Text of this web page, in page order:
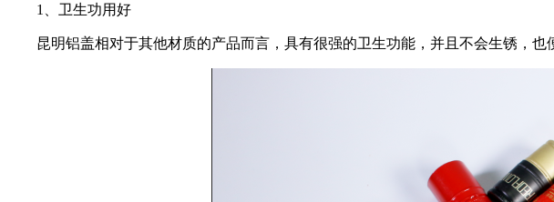
1、卫生功用好
昆明铝盖相对于其他材质的产品而言，具有很强的卫生功能，并且不会生锈，